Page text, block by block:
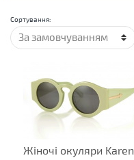
Сортування:
Жіночі окуляри Karen